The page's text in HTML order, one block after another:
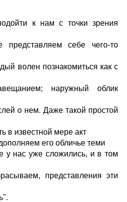
к нам с точки зрения
себе чего-то
волен познакомиться как с
наружный облик
о нем. Даже такой простой
в известной мере акт
его обличье теми
у нас уже сложились, и в том
представления эти